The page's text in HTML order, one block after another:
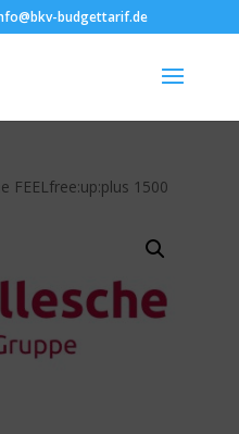
budgettarif.de
FEELfree:up:plus 1500